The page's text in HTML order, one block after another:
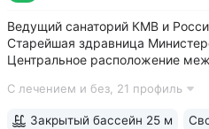
Ведущий санаторий КМВ и
Старейшая здравница
Центральное расположение
арфа, бульвар Гагарина,
С лечением и без, 21 профиль
Закрытый бассейн 25 м